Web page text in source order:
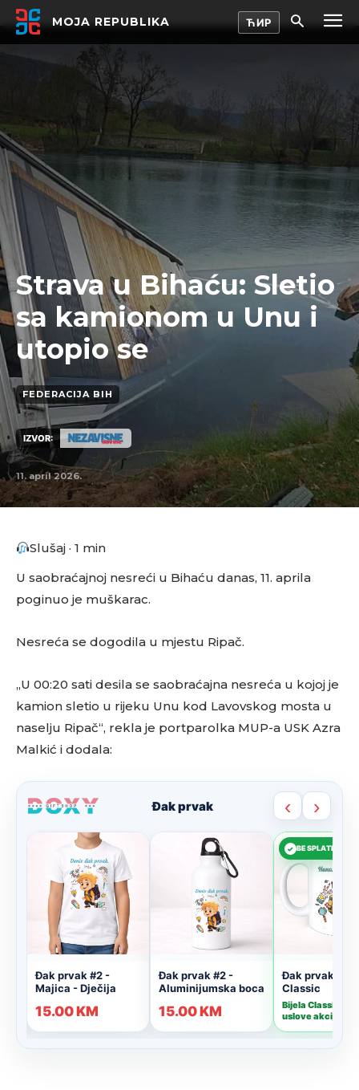
MOJA REPUBLIKA
Strava u Bihaću: Sletio
sa kamionom u Unu i
utopio se
FEDERACIJA BIH
IZVOR:
11. april 2026.
Slušaj · 1 min
U saobraćajnoj nesreći u Bihaću danas, 11. aprila
poginuo je muškarac.
Nesreća se dogodila u mjestu Ripač.
„U 00:20 sati desila se saobraćajna nesreća u kojoj je
kamion sletio u rijeku Unu kod Lavovskog mosta u
naselju Ripač“, rekla je portparolka MUP-a USK Azra
Malkić i dodala: